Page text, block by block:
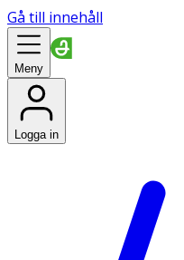
Gå till innehåll
Meny
Logga in